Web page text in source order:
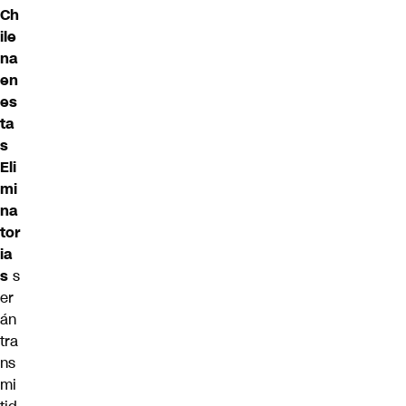
Ch
ile
na
en
es
ta
s
Eli
mi
na
tor
ia
s s
er
án
tra
ns
mi